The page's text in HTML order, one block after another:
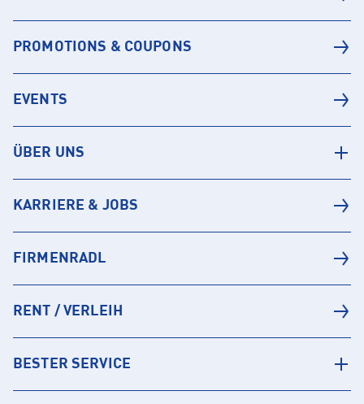
PROMOTIONS & COUPONS
EVENTS
ÜBER UNS
KARRIERE & JOBS
FIRMENRADL
RENT / VERLEIH
BESTER SERVICE